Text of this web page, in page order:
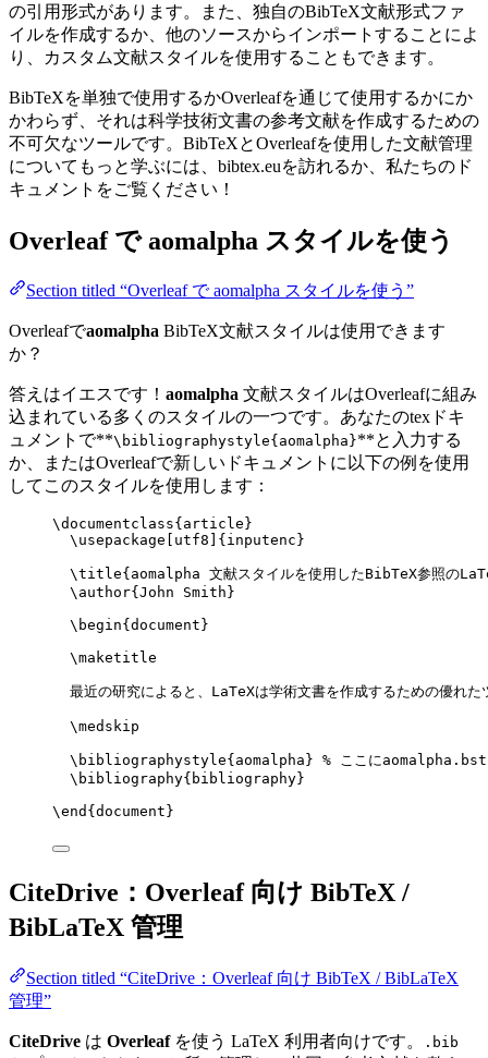
の引用形式があります。また、独自のBibTeX文献形式ファ
イルを作成するか、他のソースからインポートすることによ
り、カスタム文献スタイルを使用することもできます。
BibTeXを単独で使用するかOverleafを通じて使用するかにか
かわらず、それは科学技術文書の参考文献を作成するための
不可欠なツールです。BibTeXとOverleafを使用した文献管理
についてもっと学ぶには、bibtex.euを訪れるか、私たちのド
キュメントをご覧ください！
Overleaf でaomalpha スタイルを使う
Section titled “Overleaf で aomalpha スタイルを使う”
Overleafでaomalpha BibTeX文献スタイルは使用できます
か？
答えはイエスです！ aomalpha 文献スタイルはOverleafに組み
込まれている多くのスタイルの一つです。あなたのtexドキ
ュメントで**\bibliographystyle{aomalpha}**と入力する
か、またはOverleafで新しいドキュメントに以下の例を使用
してこのスタイルを使用します：
\documentclass{ article }
\usepackage
utf8 ]{ inputenc }
\title{aomalpha 文献スタイルを使用したBibTeX参照の
\author{John Smith}
\begin{ document }
\maketitle
最近の研究によると、LaTeXは学術文書を作成するための優れ
\medskip
\bibliographystyle{aomalpha} % ここにaomalpha.bst
\bibliography{bibliography}
\end { document }
CiteDrive：Overleaf 向け BibTeX /
BibLaTeX 管理
Section titled “CiteDrive：Overleaf 向け BibTeX / BibLaTeX
管理”
CiteDrive は Overleafを使う LaTeX 利用者向けです。 .bib